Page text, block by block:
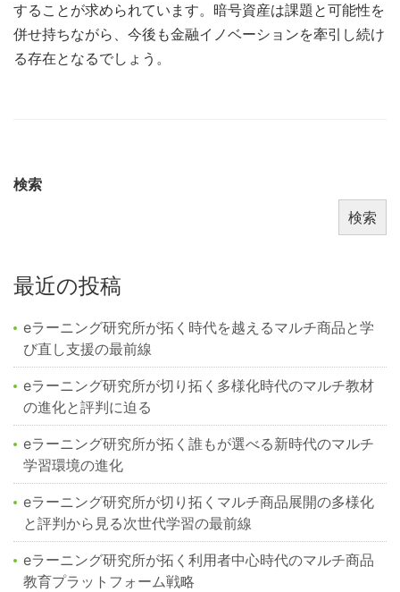
することが求められています。暗号資産は課題と可能性を
併せ持ちながら、今後も金融イノベーションを牽引し続け
る存在となるでしょう。
検索
検索
最近の投稿
eラーニング研究所が拓く時代を越えるマルチ商品と学
び直し支援の最前線
eラーニング研究所が切り拓く多様化時代のマルチ教材
の進化と評判に迫る
eラーニング研究所が拓く誰もが選べる新時代のマルチ
学習環境の進化
eラーニング研究所が切り拓くマルチ商品展開の多様化
と評判から見る次世代学習の最前線
eラーニング研究所が拓く利用者中心時代のマルチ商品
教育プラットフォーム戦略